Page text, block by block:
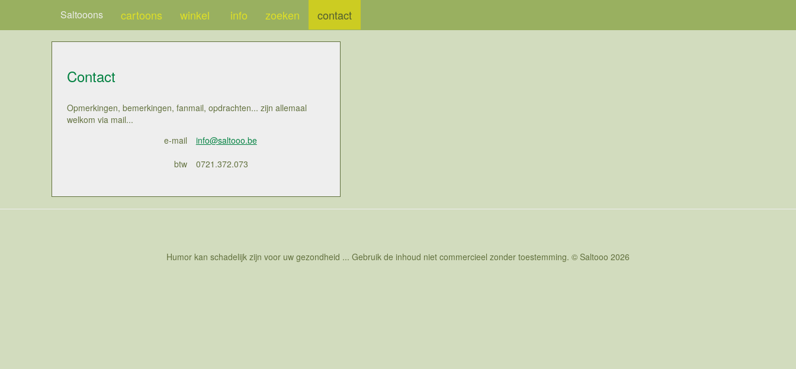
Saltooons cartoons winkel info zoeken contact
Contact
Opmerkingen, bemerkingen, fanmail, opdrachten... zijn allemaal
welkom via mail...
e-mail
info@saltooo.be
btw
0721.372.073
Humor kan schadelijk zijn voor uw gezondheid ... Gebruik de inhoud niet commercieel zonder toestemming. © Saltooo 2026